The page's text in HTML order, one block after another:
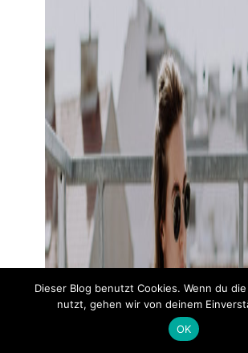
Dieser Blog benutzt Cookies. Wenn du
nutzt, gehen wir von deinem
OK